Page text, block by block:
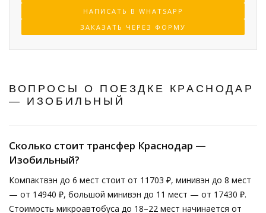
НАПИСАТЬ В WHATSAPP
ЗАКАЗАТЬ ЧЕРЕЗ ФОРМУ
ВОПРОСЫ О ПОЕЗДКЕ КРАСНОДАР
— ИЗОБИЛЬНЫЙ
Сколько стоит трансфер Краснодар —
Изобильный?
Компактвэн до 6 мест стоит от 11703 ₽, минивэн до 8 мест
— от 14940 ₽, большой минивэн до 11 мест — от 17430 ₽.
Стоимость микроавтобуса до 18–22 мест начинается от